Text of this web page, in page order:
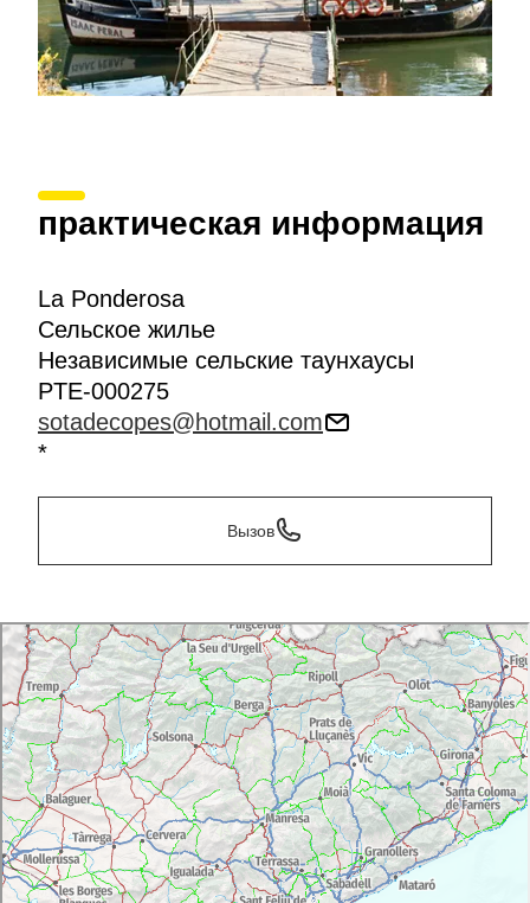
практическая информация
La Ponderosa
Сельское жилье
Независимые сельские таунхаусы
PTE-000275
sotadecopes@hotmail.com
*
Вызов